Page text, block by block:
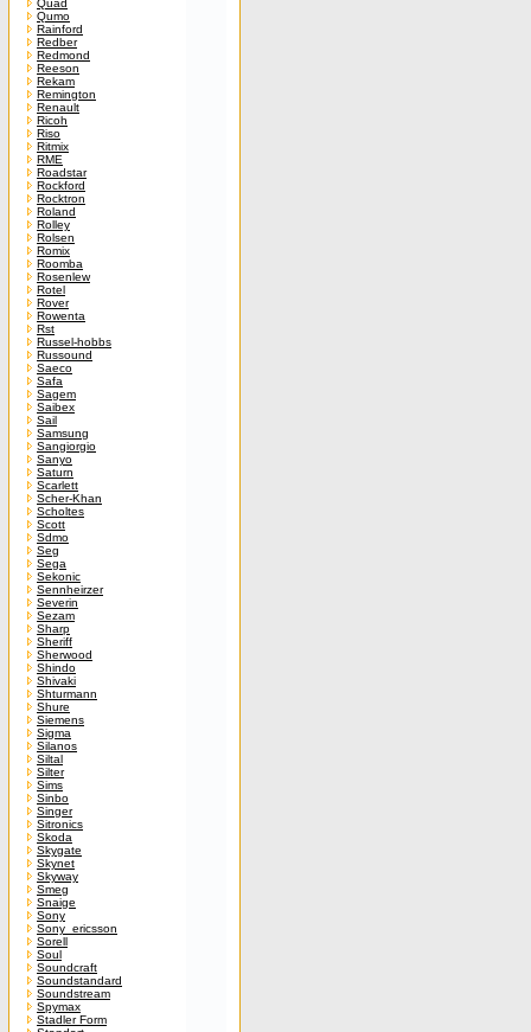
Quad
Qumo
Rainford
Redber
Redmond
Reeson
Rekam
Remington
Renault
Ricoh
Riso
Ritmix
RME
Roadstar
Rockford
Rocktron
Roland
Rolley
Rolsen
Romix
Roomba
Rosenlew
Rotel
Rover
Rowenta
Rst
Russel-hobbs
Russound
Saeco
Safa
Sagem
Saibex
Sail
Samsung
Sangiorgio
Sanyo
Saturn
Scarlett
Scher-Khan
Scholtes
Scott
Sdmo
Seg
Sega
Sekonic
Sennheirzer
Severin
Sezam
Sharp
Sheriff
Sherwood
Shindo
Shivaki
Shturmann
Shure
Siemens
Sigma
Silanos
Siltal
Silter
Sims
Sinbo
Singer
Sitronics
Skoda
Skygate
Skynet
Skyway
Smeg
Snaige
Sony
Sony_ericsson
Sorell
Soul
Soundcraft
Soundstandard
Soundstream
Spymax
Stadler Form